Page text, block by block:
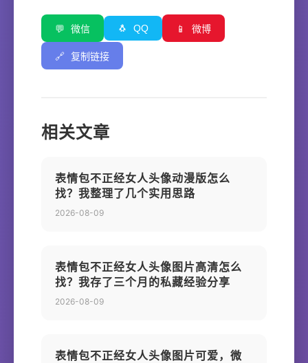
💬 微信 🐧 QQ 📱 微博
🔗 复制链接
相关文章
表情包不正经女人头像动漫版怎么
找？我整理了几个实用思路
2026-08-09
表情包不正经女人头像图片高清怎么
找？我存了三个月的私藏经验分享
2026-08-09
表情包不正经女人头像图片可爱，微